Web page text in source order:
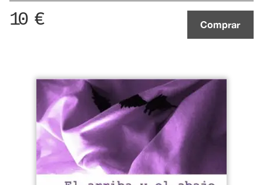
10 € Comprar